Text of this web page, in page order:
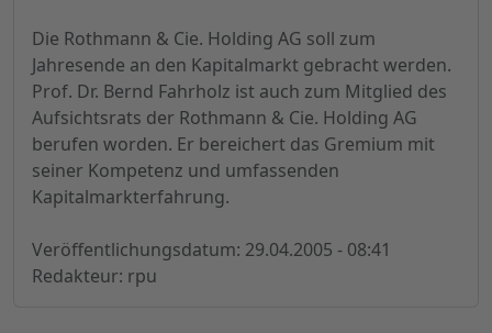
Die Rothmann & Cie. Holding AG soll zum
Jahresende an den Kapitalmarkt gebracht werden.
Prof. Dr. Bernd Fahrholz ist auch zum Mitglied des
Aufsichtsrats der Rothmann & Cie. Holding AG
berufen worden. Er bereichert das Gremium mit
seiner Kompetenz und umfassenden
Kapitalmarkterfahrung.
Veröffentlichungsdatum: 29.04.2005 - 08:41
Redakteur: rpu